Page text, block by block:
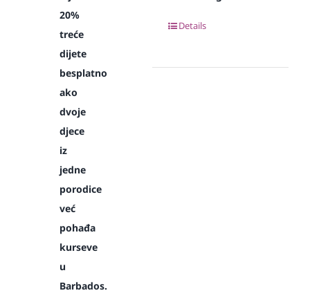
20%
treće
dijete
besplatno
ako
dvoje
djece
iz
jedne
porodice
već
pohađa
kurseve
u
Barbados.
Details